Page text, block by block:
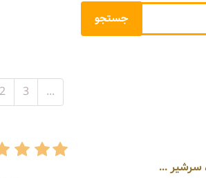
2 3 ...
...